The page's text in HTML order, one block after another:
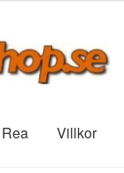
Rea Villkor